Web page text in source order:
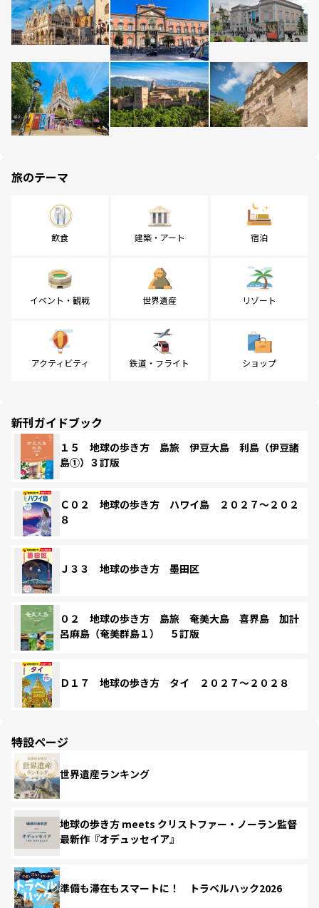
旅のテーマ
飲食 建築・アート 宿泊
イベント・観戦 世界遺産 リゾート
アクティビティ 鉄道・フライト ショップ
新刊ガイドブック
１５ 地球の歩き方 島旅 伊豆大島 利島（伊豆諸
島①）３訂版
Ｃ０２ 地球の歩き方 ハワイ島 ２０２７～２０２
８
Ｊ３３ 地球の歩き方 墨田区
０２ 地球の歩き方 島旅 奄美大島 喜界島 加計
呂麻島（奄美群島１） ５訂版
Ｄ１７ 地球の歩き方 タイ ２０２７～２０２８
特設ページ
世界遺産ランキング
地球の歩き方 meets クリストファー・ノーラン監督
最新作『オデュッセイア』
準備も滞在もスマートに！ トラベルハック2026